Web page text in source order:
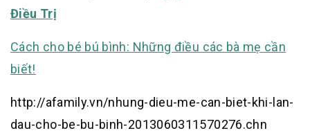
Điều Trị
Cách cho bé bú bình: Những điều các bà mẹ cần
biết!
http://afamily.vn/nhung-dieu-me-can-biet-khi-lan-
dau-cho-be-bu-binh-2013060311570276.chn